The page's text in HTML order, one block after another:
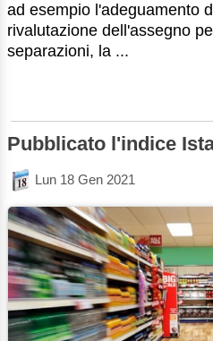
ad esempio l'adeguamento
rivalutazione dell'assegno
separazioni, la ...
Pubblicato l'indice
Lun 18 Gen 2021